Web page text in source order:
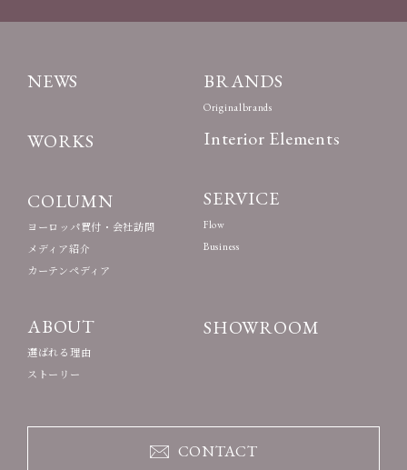
NEWS
WORKS
COLUMN
ヨーロッパ買付・会社訪問
メディア紹介
カーテンペディア
ABOUT
選ばれる理由
ストーリー
BRANDS
Originalbrands
Interior Elements
SERVICE
Flow
Business
SHOWROOM
CONTACT